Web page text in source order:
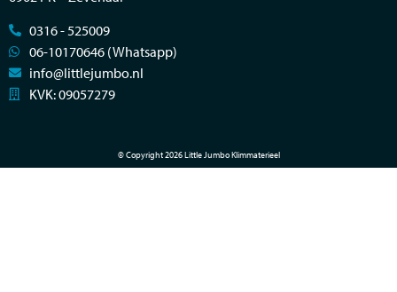
0316 - 525009
06-10170646 (Whatsapp)
info@littlejumbo.nl
KVK: 09057279
© Copyright 2026 Little Jumbo Klimmaterieel